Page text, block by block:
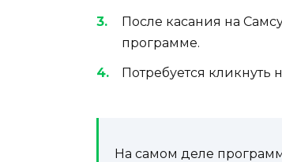
После касания на
программе.
Потребуется кликнуть
На самом деле